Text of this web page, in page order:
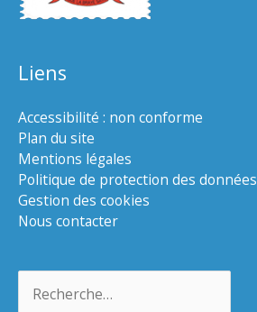
Liens
Accessibilité : non conforme
Plan du site
Mentions légales
Politique de protection des données
Gestion des cookies
Nous contacter